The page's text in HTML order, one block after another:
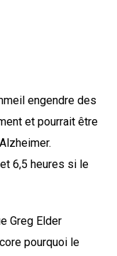
engendre des
et pourrait être
6,5 heures si le
Greg Elder
pourquoi le